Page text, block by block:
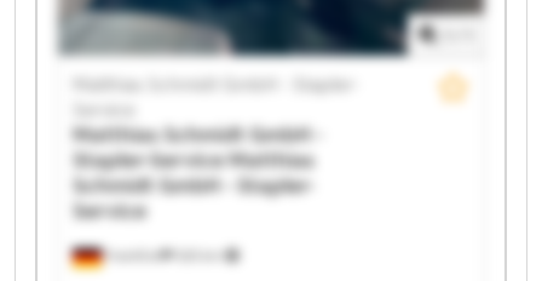
Matthias Schmidt GmbH - Stapler-Service Matthias
Schmidt GmbH - Stapler-Service
Frankfurt
Matthias Schmidt GmbH - Stapler-
Matthias Schmidt GmbH -
Stapler-ServiceMatthias
Schmidt GmbH - Stapler-
Service